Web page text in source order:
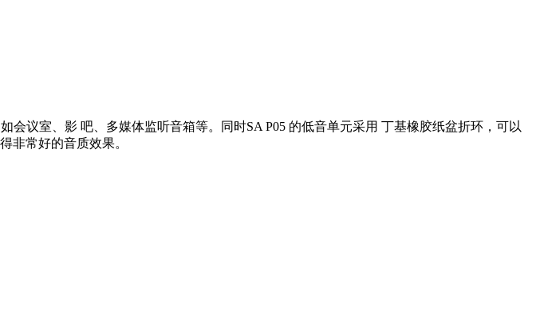
议室、影 吧、多媒体监听音箱等。同时SA P05 的低音单元采用 丁基橡胶纸盆折环，可以
非常好的音质效果。